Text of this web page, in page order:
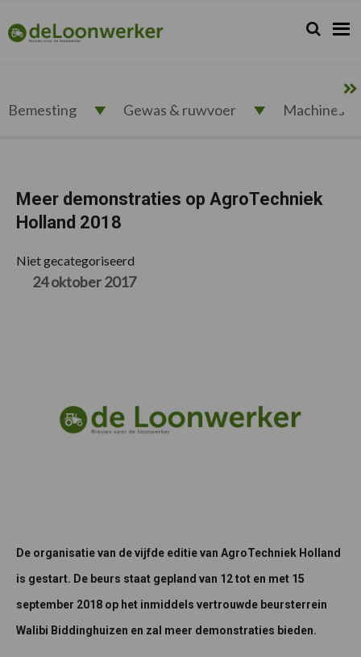
de
hoofdnavigatie
de
hoofd
de
eerste
de
voettekst
deloonwerker.nl Zoeken...
Zoek
Bemesting Gewas & ruwvoer Machines
Meer demonstraties op AgroTechniek
Holland 2018
Niet gecategoriseerd
24 oktober 2017
De organisatie van de vijfde editie van AgroTechniek Holland
is gestart. De beurs staat gepland van 12 tot en met 15
september 2018 op het inmiddels vertrouwde beursterrein
Walibi Biddinghuizen en zal meer demonstraties bieden.